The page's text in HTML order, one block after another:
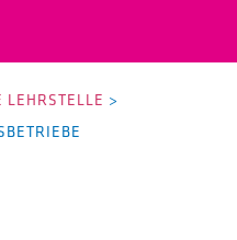
LEHRSTELLE >